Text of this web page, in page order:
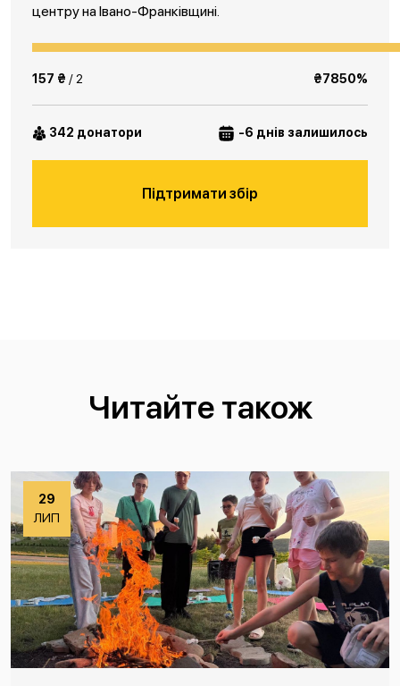
центру на Івано-Франківщині.
157 ₴ / 2 ₴7850%
342 донатори -6 днів залишилось
Підтримати збір
Читайте також
29
ЛИП